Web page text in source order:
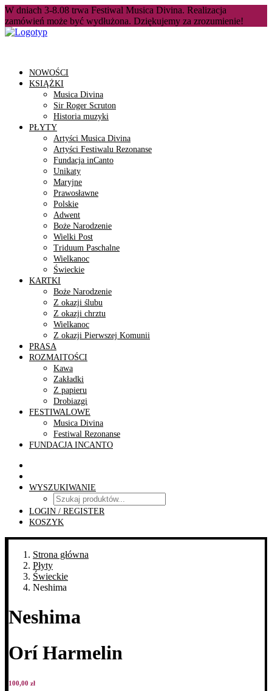
W dniach 3-8.08 trwa Festiwal Musica Divina. Realizacja
zamówień może być wydłużona. Dziękujemy za zrozumienie!
NOWOŚCI
KSIĄŻKI
Musica Divina
Sir Roger Scruton
Historia muzyki
PŁYTY
Artyści Musica Divina
Artyści Festiwalu Rezonanse
Fundacja inCanto
Unikaty
Maryjne
Prawosławne
Polskie
Adwent
Boże Narodzenie
Wielki Post
Triduum Paschalne
Wielkanoc
Świeckie
KARTKI
Boże Narodzenie
Z okazji ślubu
Z okazji chrztu
Wielkanoc
Z okazji Pierwszej Komunii
PRASA
ROZMAITOŚCI
Kawa
Zakładki
Z papieru
Drobiazgi
FESTIWALOWE
Musica Divina
Festiwal Rezonanse
FUNDACJA INCANTO
WYSZUKIWANIE
LOGIN / REGISTER
KOSZYK
Strona główna
Płyty
Świeckie
Neshima
Neshima
Orí Harmelin
100,00 zł